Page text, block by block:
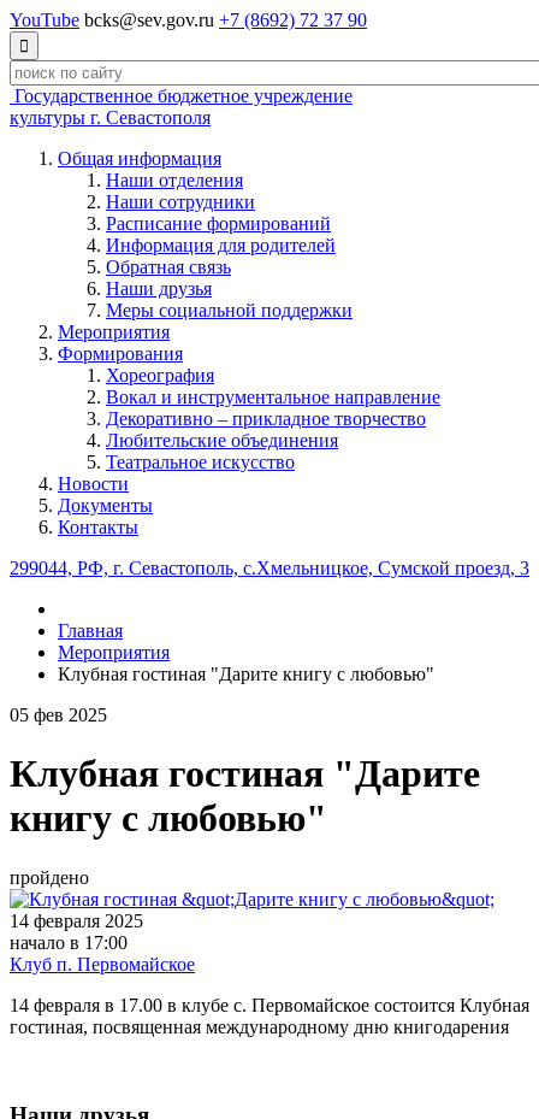
YouTube bcks@sev.gov.ru +7 (8692) 72 37 90

Государственное бюджетное учреждение
культуры г. Севастополя
Общая информация
Наши отделения
Наши сотрудники
Расписание формирований
Информация для родителей
Обратная связь
Наши друзья
Меры социальной поддержки
Мероприятия
Формирования
Хореография
Вокал и инструментальное направление
Декоративно – прикладное творчество
Любительские объединения
Театральное искусство
Новости
Документы
Контакты
299044, РФ, г. Севастополь, с.Хмельницкое, Сумской проезд, 3
Главная
Мероприятия
Клубная гостиная "Дарите книгу с любовью"
05 фев 2025
Клубная гостиная "Дарите
книгу с любовью"
пройдено
14 февраля 2025
начало в 17:00
Клуб п. Первомайское
14 февраля в 17.00 в клубе с. Первомайское состоится Клубная
гостиная, посвященная международному дню книгодарения